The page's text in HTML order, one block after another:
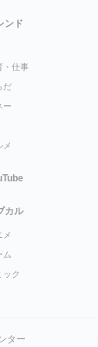
ンド
・仕事
だ
ー
メ
カル
メ
ム
ック
ター